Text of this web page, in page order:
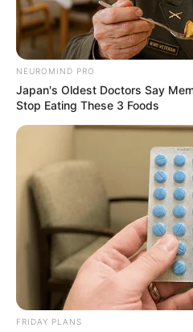
NEUROMIND PRO
Japan's Oldest Doctors Say
Stop Eating These 3 Foods
FRIDAY PLANS